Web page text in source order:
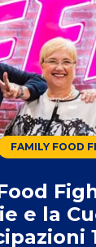
FAMILY FOOD
e la